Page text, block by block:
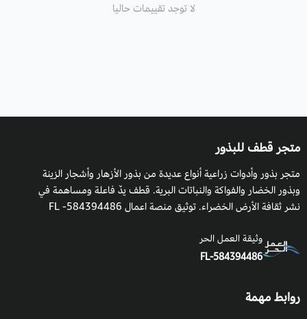
لا توجد تقييمات حاليا
متجر قطف للبذور
متجر بذور وأدوات زراعية أنواع عديدة من بذور الأزهار وأشجار الزينة
وبذور الخضار والفواكة والنباتات البرية. قطف يدٌ فاعلة ومساهمة في
نشر ثقافة الأرض الخضراء. توثيق منصة اعمال 584394486- FL
وثيقة العمل الحر
FL-584394486
روابط مهمة